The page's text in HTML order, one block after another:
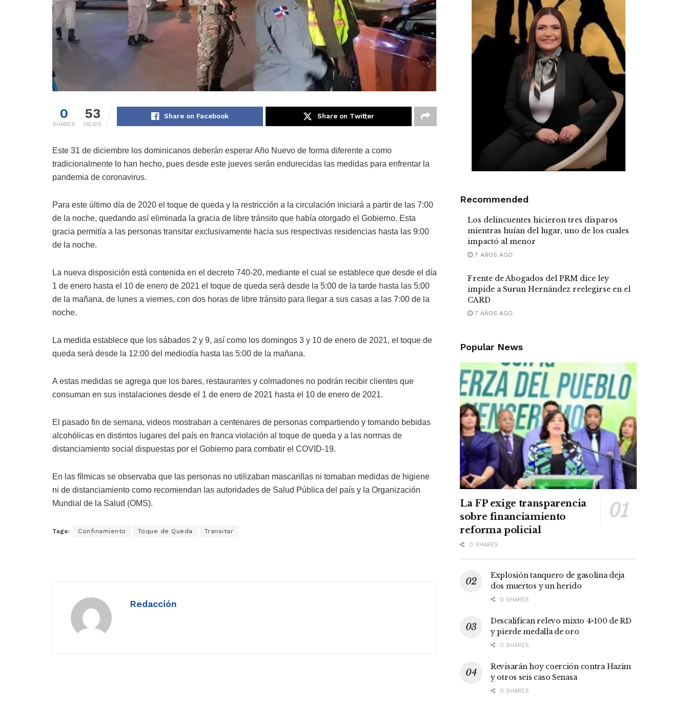
0
SHARES
53
VIEWS
Share on Facebook Share on Twitter
Este 31 de diciembre los dominicanos deberán esperar Año Nuevo de forma diferente a como
tradicionalmente lo han hecho, pues desde este jueves serán endurecidas las medidas para enfrentar la
pandemia de coronavirus.
Para este último día de 2020 el toque de queda y la restricción a la circulación iniciará a partir de las 7:00
de la noche, quedando así eliminada la gracia de libre tránsito que había otorgado el Gobierno. Esta
gracia permitía a las personas transitar exclusivamente hacia sus respectivas residencias hasta las 9:00
de la noche.
La nueva disposición está contenida en el decreto 740-20, mediante el cual se establece que desde el día
1 de enero hasta el 10 de enero de 2021 el toque de queda será desde la 5:00 de la tarde hasta las 5:00
de la mañana, de lunes a viernes, con dos horas de libre tránsito para llegar a sus casas a las 7:00 de la
noche.
La medida establece que los sábados 2 y 9, así como los domingos 3 y 10 de enero de 2021, el toque de
queda será desde la 12:00 del mediodía hasta las 5:00 de la mañana.
A estas medidas se agrega que los bares, restaurantes y colmadones no podrán recibir clientes que
consuman en sus instalaciones desde el 1 de enero de 2021 hasta el 10 de enero de 2021.
El pasado fin de semana, videos mostraban a centenares de personas compartiendo y tomando bebidas
alcohólicas en distintos lugares del país en franca violación al toque de queda y a las normas de
distanciamiento social dispuestas por el Gobierno para combatir el COVID-19.
En las fílmicas se observaba que las personas no utilizaban mascarillas ni tomaban medidas de higiene
ni de distanciamiento como recomiendan las autoridades de Salud Pública del país y la Organización
Mundial de la Salud (OMS).
Tags: Confinamiento Toque de Queda Transitar
Redacción
Recommended
Los delincuentes hicieron tres disparos
mientras huían del lugar, uno de los cuales
impactó al menor
7 AÑOS AGO
Frente de Abogados del PRM dice ley
impide a Surun Hernández reelegirse en el
CARD
7 AÑOS AGO
Popular News
La FP exige transparencia
sobre financiamiento
reforma policial
0 SHARES
Explosión tanquero de gasolina deja
dos muertos y un herido
0 SHARES
Descalifican relevo mixto 4×100 de RD
y pierde medalla de oro
0 SHARES
Revisarán hoy coerción contra Hazim
y otros seis caso Senasa
0 SHARES